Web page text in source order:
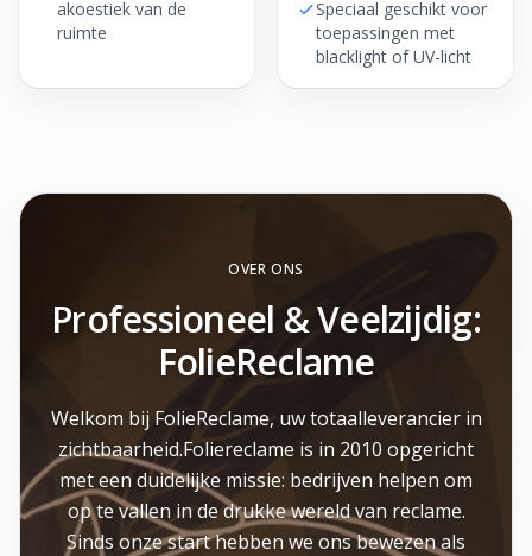
akoestiek van de
ruimte
Speciaal geschikt voor
toepassingen met
blacklight of UV-licht
OVER ONS
Professioneel & Veelzijdig:
FolieReclame
Welkom bij FolieReclame, uw totaalleverancier in
zichtbaarheid.Foliereclame is in 2010 opgericht
met een duidelijke missie: bedrijven helpen om
op te vallen in de drukke wereld van reclame.
Sinds onze start hebben we ons bewezen als